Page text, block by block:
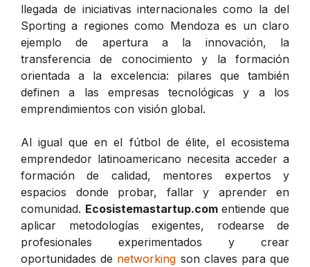
llegada de iniciativas internacionales como la del
Sporting a regiones como Mendoza es un claro
ejemplo de apertura a la innovación, la
transferencia de conocimiento y la formación
orientada a la excelencia: pilares que también
definen a las empresas tecnológicas y a los
emprendimientos con visión global.
Al igual que en el fútbol de élite, el ecosistema
emprendedor latinoamericano necesita acceder a
formación de calidad, mentores expertos y
espacios donde probar, fallar y aprender en
comunidad. Ecosistemastartup.comentiende que
aplicar metodologías exigentes, rodearse de
profesionales experimentados y crear
oportunidades de networking son claves para que